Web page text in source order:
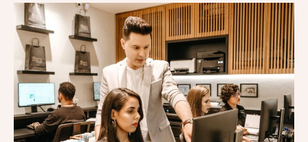
Anger
management
helpt
om
beter
om
te
gaan
met
boosheid